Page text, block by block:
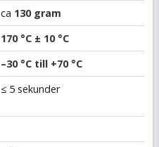
ca 130 gram
170 °C ± 10 °C
–30 °C till +70 °C
≤ 5 sekunder